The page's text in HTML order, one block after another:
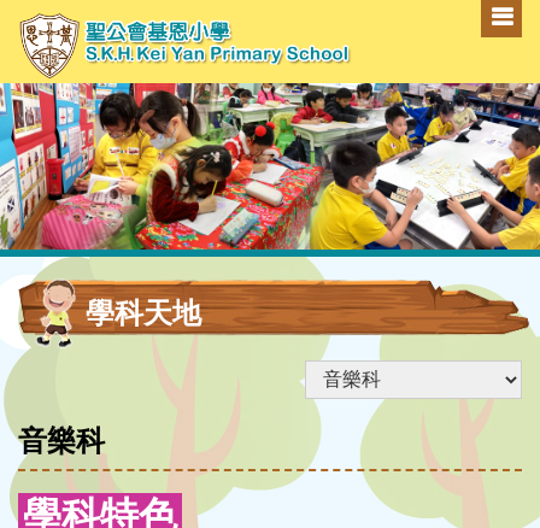
學科天地
音樂科
學科特色